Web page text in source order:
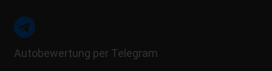
Autobewertung per Telegram